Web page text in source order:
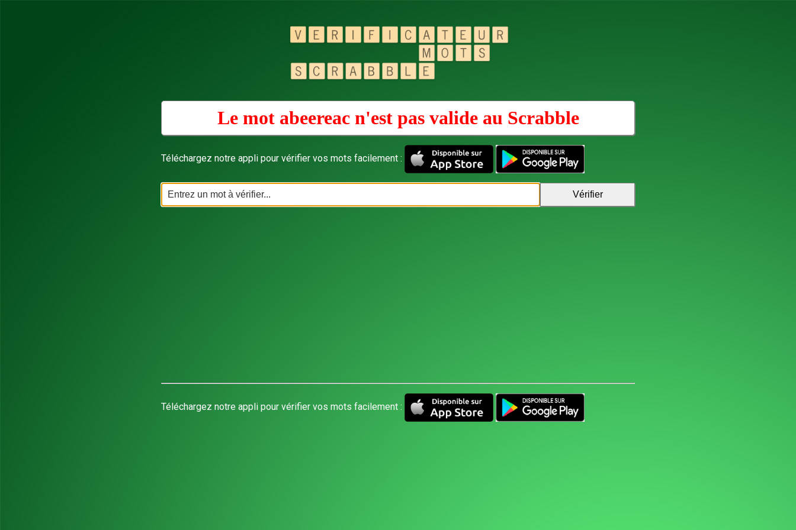
Le mot abeereac n'est pas valide au Scrabble
Téléchargez notre appli pour vérifier vos mots facilement :
Téléchargez notre appli pour vérifier vos mots facilement :